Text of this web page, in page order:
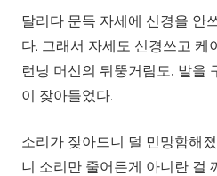
달리다 문득 자세에 신경을 안
다. 그래서 자세도 신경쓰고 케
런닝 머신의 뒤뚱거림도, 발을
이 잦아들었다.
소리가 잦아드니 덜 민망함해
니 소리만 줄어든게 아니란 걸